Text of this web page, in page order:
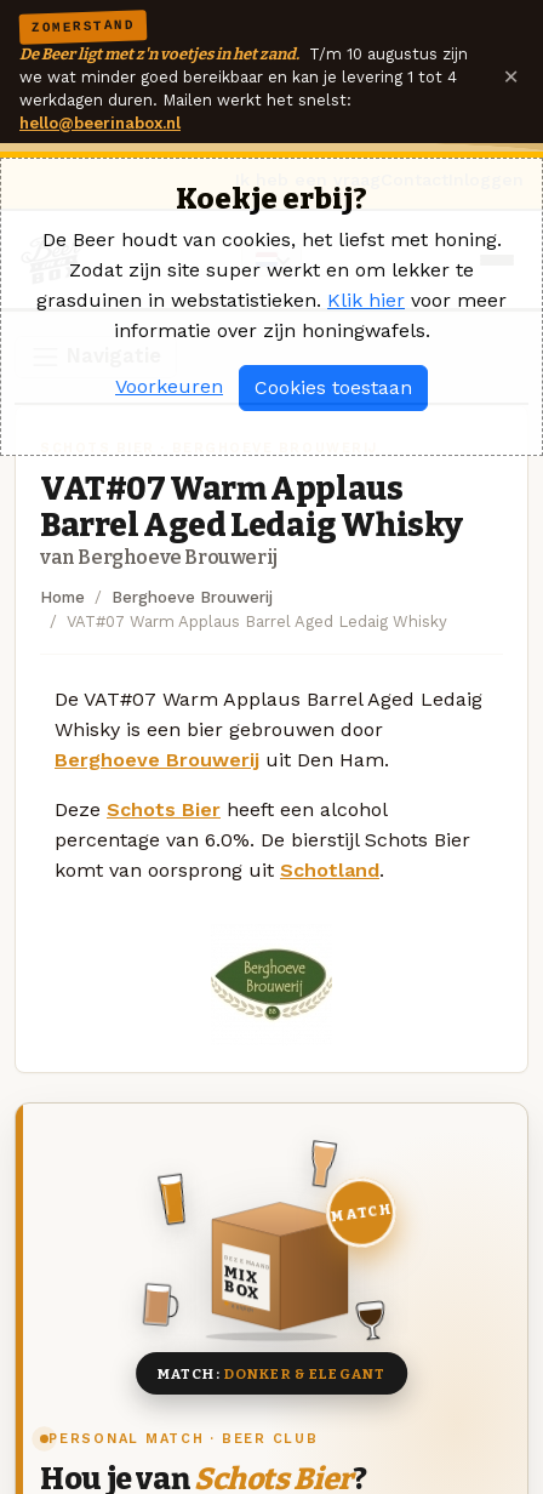
ZOMERSTAND
De Beer ligt met z'n voetjes in het zand. T/m 10 augustus zijn
we wat minder goed bereikbaar en kan je levering 1 tot 4
werkdagen duren. Mailen werkt het snelst:
hello@beerinabox.nl
×
VAT#07 Warm Applaus
Barrel Aged Ledaig Whisky
van Berghoeve Brouwerij
Home
Berghoeve Brouwerij
VAT#07 Warm Applaus Barrel Aged Ledaig Whisky
De VAT#07 Warm Applaus Barrel Aged Ledaig
Whisky is een bier gebrouwen door
Berghoeve Brouwerij uit Den Ham.
Deze Schots Bier heeft een alcohol
percentage van 6.0%. De bierstijl Schots Bier
komt van oorsprong uit Schotland.
PERSONAL MATCH · BEER CLUB
Hou je vanSchots Bier?
DEZE MAAND
MIX
BOX
8 BIEREN
MATCH
MATCH: DONKER & ELEGANT
Koekje erbij?
De Beer houdt van cookies, het liefst met honing.
Zodat zijn site super werkt en om lekker te
grasduinen in webstatistieken. Klik hier voor meer
informatie over zijn honingwafels.
Voorkeuren Cookies toestaan